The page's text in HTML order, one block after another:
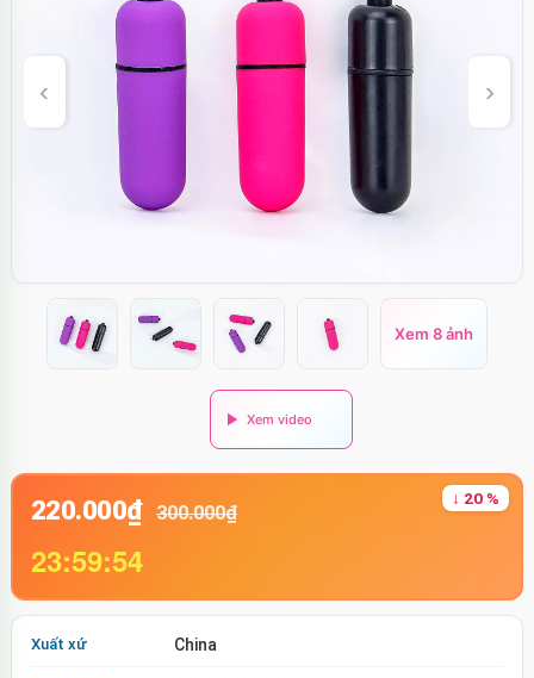
Xem 8 ảnh
220.000₫ 300.000₫
↓ 20 %
23:59:53
Xuất xứ China